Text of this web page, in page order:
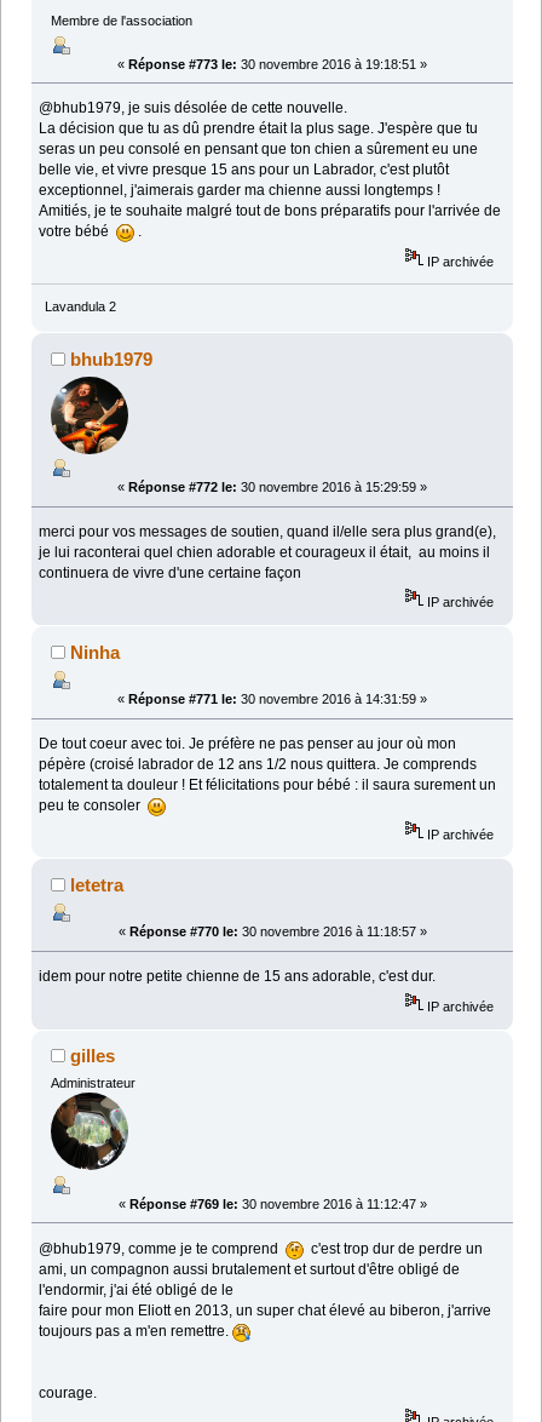
Membre de l'association
« Réponse #773 le: 30 novembre 2016 à 19:18:51 »
@bhub1979, je suis désolée de cette nouvelle.
La décision que tu as dû prendre était la plus sage. J'espère que tu
seras un peu consolé en pensant que ton chien a sûrement eu une
belle vie, et vivre presque 15 ans pour un Labrador, c'est plutôt
exceptionnel, j'aimerais garder ma chienne aussi longtemps !
Amitiés, je te souhaite malgré tout de bons préparatifs pour l'arrivée de
votre bébé
.
IP archivée
Lavandula 2
bhub1979
« Réponse #772 le: 30 novembre 2016 à 15:29:59 »
merci pour vos messages de soutien, quand il/elle sera plus grand(e),
je lui raconterai quel chien adorable et courageux il était, au moins il
continuera de vivre d'une certaine façon
IP archivée
Ninha
« Réponse #771 le: 30 novembre 2016 à 14:31:59 »
De tout coeur avec toi. Je préfère ne pas penser au jour où mon
pépère (croisé labrador de 12 ans 1/2 nous quittera. Je comprends
totalement ta douleur ! Et félicitations pour bébé : il saura surement un
peu te consoler
IP archivée
letetra
« Réponse #770 le: 30 novembre 2016 à 11:18:57 »
idem pour notre petite chienne de 15 ans adorable, c'est dur.
IP archivée
gilles
Administrateur
« Réponse #769 le: 30 novembre 2016 à 11:12:47 »
@bhub1979, comme je te comprend
c'est trop dur de perdre un
ami, un compagnon aussi brutalement et surtout d'être obligé de
l'endormir, j'ai été obligé de le
faire pour mon Eliott en 2013, un super chat élevé au biberon, j'arrive
toujours pas a m'en remettre.
courage.